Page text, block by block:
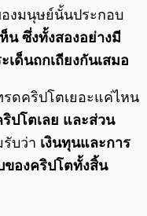
งมนุษย์นั้นประกอบ
น ซึ่งทั้งสองอย่างมี
ด็นถกเถียงกันเสมอ
รดคริปโตเยอะแค่ไหน
ปโตเลย และส่วน
บว่า เงินทุนและการ
ของคริปโตทั้งสิ้น